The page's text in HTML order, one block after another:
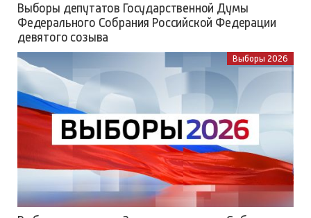
Выборы депутатов Государственной Думы
Федерального Собрания Российской Федерации
девятого созыва
Выборы 2026